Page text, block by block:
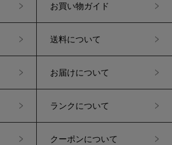
お買い物ガイド
送料について
お届けについて
ランクについて
クーポンについて